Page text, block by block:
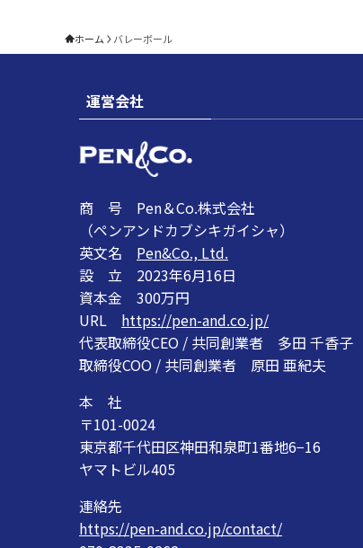
ホーム バレーボール
運営会社
商 号 Pen＆Co.株式会社
（ペンアンドカブシキガイシャ）
英文名 Pen&Co., Ltd.
設 立 2023年6月16日
資本金 300万円
URL https://pen-and.co.jp/
代表取締役CEO / 共同創業者 多田 千香子
取締役COO / 共同創業者 原田 亜紀夫
本 社
〒101-0024
東京都千代田区神田和泉町1番地6−16
ヤマトビル405
連絡先
https://pen-and.co.jp/contact/